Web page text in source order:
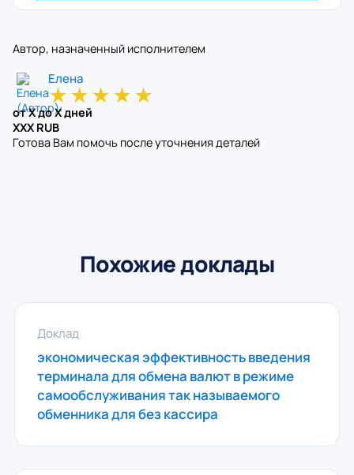
Автор, назначенный исполнителем
Елена
★★★★★
от X до X дней
XXX RUB
Готова Вам помочь после уточнения деталей
Похожие доклады
Доклад
экономическая эффективность введения
терминала для обмена валют в режиме
самообслуживания так называемого
обменника для без кассира